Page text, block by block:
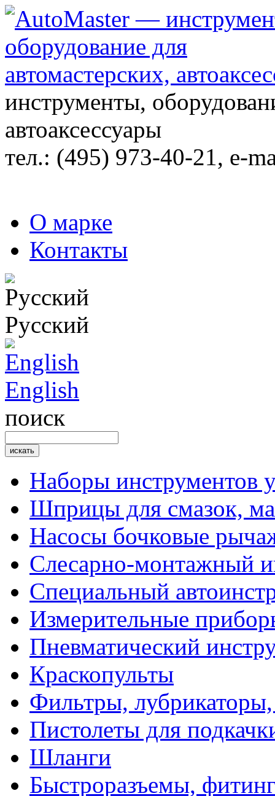
инструменты,
автоаксессуары
тел.: (495) 973-40-21, e-
О марке
Контакты
Русский
English
поиск
Наборы инструментов
Шприцы для смазок,
Насосы бочковые
Слесарно-монтажный
Специальный
Измерительные
Пневматический
Краскопульты
Фильтры,
Пистолеты для
Шланги
Быстроразъемы,